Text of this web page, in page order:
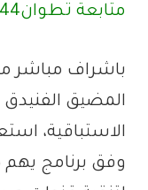
متابعة تطوان44
باشراف مباشر
المضيق الفنيدق
الاستباقية،
وفق برنامج يهم